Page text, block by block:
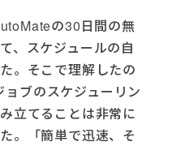
の30日間の無
、スケジュールの自
。そこで理解したの
ブのスケジューリン
立てることは非常に
。「簡単で迅速、そ